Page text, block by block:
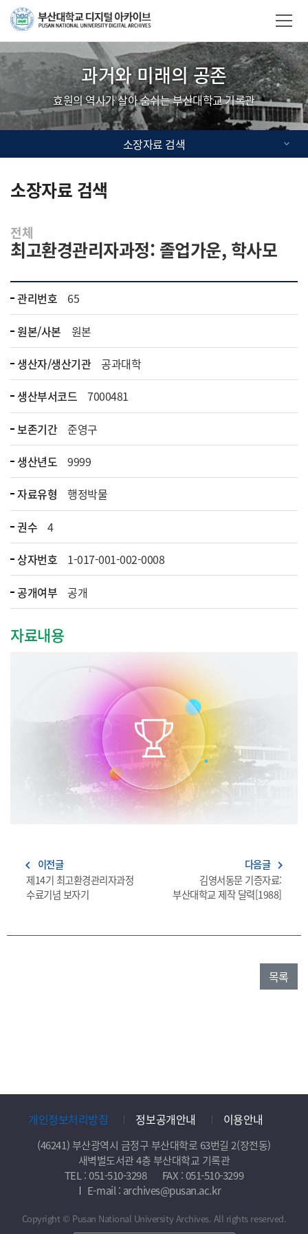
Skip Menu
과거와 미래의 공존
효원의 역사가 살아 숨쉬는 부산대학교 기록관
소장자료 검색
소장자료 검색
전체
최고환경관리자과정: 졸업가운, 학사모
관리번호
65
원본/사본
원본
생산자/생산기관
공과대학
생산부서코드
7000481
보존기간
준영구
생산년도
9999
자료유형
행정박물
권수
4
상자번호
1-017-001-002-0008
공개여부
공개
자료내용
navigate_before 이전글
제14기 최고환경관리자과정
수료기념 보자기
다음글 navigate_next
김영서동문 기증자료:
부산대학교 제작 달력[1988]
목록
개인정보처리방침 정보공개안내 이용안내
(46241) 부산광역시 금정구 부산대학로 63번길 2(장전동)
새벽벌도서관 4층 부산대학교 기록관
TEL : 051-510-3298
FAX : 051-510-3299
E-mail : archives@pusan.ac.kr
Copyright © Pusan National University Archives. All rights reserved.